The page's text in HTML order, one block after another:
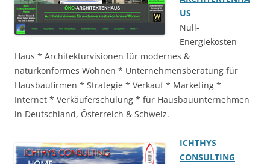
US
Null-
Energiekosten-
Haus * Architekturvisionen für modernes &
naturkonformes Wohnen * Unternehmensberatung für
Hausbaufirmen * Strategie * Verkauf * Marketing *
Internet * Verkäuferschulung * für Hausbauunternehmen
in Deutschland, Österreich & Schweiz.
ICHTHYS
CONSULTING